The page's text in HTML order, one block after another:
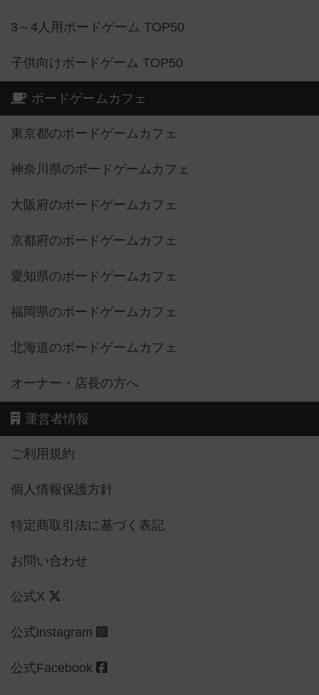
3～4人用ボードゲーム TOP50
子供向けボードゲーム TOP50
ボードゲームカフェ
東京都のボードゲームカフェ
神奈川県のボードゲームカフェ
大阪府のボードゲームカフェ
京都府のボードゲームカフェ
愛知県のボードゲームカフェ
福岡県のボードゲームカフェ
北海道のボードゲームカフェ
オーナー・店長の方へ
運営者情報
ご利用規約
個人情報保護方針
特定商取引法に基づく表記
お問い合わせ
公式X
公式instagram
公式Facebook